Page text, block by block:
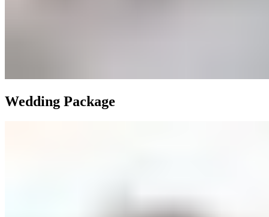
Wedding Package​​​​‌ ‍ ​‍​‍‌‍ ‌ ​‍‌‍‍‌‌‍‌ ‌‍‍‌‌‍ ‍​‍​‍​ ‍‍​‍​‍‌ ​ ‌‍​‌‌‍ ‍‌‍‍‌‌ ‌​‌ ‍‌​‍ ‍‌‍‍‌‌‍ ​‍​‍​‍ ​​‍​‍‌‍‍​‌ ​‍‌‍‌‌‌‍‌‍​‍​‍​ ‍‍​‍​‍‌‍‍​‌ ‌​‌ ‌​‌ ​​‌ ​ ​ ‍‍​‍ ​‍ ‌‍ ​​‍ ‌‌‍​‌‌‍ ‍‌‍‌​​‍ ‌‌ ​‍​‍ ‌‌‍‍​‌‍ ‌ ‌​‌‍‌‌‌‍ ​‌ ​ ​‍ ‌‌ ​ ‌ ‌​‌ ‌‌‌‍‌​‌‍‍‌‌‍ ​‍ ‍‌ ‌‍‌‍‌‌‌ ​‍‌‍​ ‌‍‌‌‌‍ ​​‍ ‍‌‍​‌‌ ​​‌ ​​​‍ ‌‍‍‌‌‍ ‍‌ ‌​‌‍‌‌‌‍ ‍‌ ‌​​‍ ‌‍‌‌‌‍‌​‌‍‍‌‌ ‌​​‍ ‌‍ ‌‌‍ ‌‍‌​‌‍‌‌​ ‌‌ ​​‌ ​‍‌‍‌‌‌ ​ ‌‍‌‌‌‍ ‍‌ ‌​‌‍​‌‌ ‌​‌‍‍‌‌‍ ‌‍ ‍​ ‍ ‌‍‍‌‌‍‌​​ ‌​ ​‍​ ‍‌​ ‌​‌‍‌​​ ‌‌​ ‌‌‌‍‌‍​ ‌​​‍ ‌‌‍​‍‌‍‌‌​ ‌‌‌‍‌‌​‍ ‌​ ‌​​ ​​‌‍​‌​ ​‌​‍ ‌‌‍​‌​ ‌ ​ ‍‌​ ‌ ​‍ ‌‌‍‌‍​ ‌ ​ ​ ‌‍​‍‌‍‌‍‌‍‌​‌‍​ ‌‍‌‌​ ‌ ‌‍​‍‌‍‌‌​ ​​​ ‍ ‌ ‌​‌ ‍‌‌ ​​‌‍‌‌​ ‌‌‍‍​‌‍ ‌ ‌​‌‍‌‌‌‍ ​‌‌​ ‌‍‍‌‌ ‌​‌‍‌‌‌‌​​‌‍​‌‌‍‌ ‌‍‌‌​ ‍ ‌ ​​‌‍​‌‌ ‌​‌‍‍​​ ‌‌ ​​‌‍​‌‌‍‌ ‌‍‌‌‌​​‍‌ ‌‌‌‍‍‌‌‍ ​‌‍‌​‌‍‌‌‌ ​‍​‍‌‌​ ‌‌‌​​‍‌‌ ‌‍‍ ‌‍‌‌‌ ‍‌​‍‌‌​ ​ ‌​‌​​‍‌‌​ ​ ‌​‌​​‍‌‌​ ​‍​ ​‍‌‍​‍​ ​ ‌‍‌‍​ ​‌​ ‌‍​ ‍‌‌‍‌‍​ ‍​‌‍‌‍‌‍‌‍‌‍‌‌​ ​‍​‍‌‌​ ​‍​ ​‍​‍‌‌​ ‌‌‌​‌​​‍ ‍‌‍‍​‌‍‌‌‌‍​‌‌‍‌​‌‍‍‌‌‍ ‍‌‍‌ ​ ‌‍​‍‌‍​‌‌ ​ ‌‍‌‌‌‌‌‌‌ ​‍‌‍ ​​ ‌‌‍‍​‌ ‌​‌ ‌​‌ ​​‌ ​ ​‍‌‌​ ​ ‌​​‌​‍‌‌​ ​‍‌​‌‍​‍‌‌​ ​‍‌​‌‍‌‍ ​​‍ ‌‌‍​‌‌‍ ‍‌‍‌​​‍ ‌‌ ​‍​‍ ‌‌‍‍​‌‍ ‌ ‌​‌‍‌‌‌‍ ​‌ ​ ​‍ ‌‌ ​ ‌ ‌​‌ ‌‌‌‍‌​‌‍‍‌‌‍ ​‍ ‍‌ ‌‍‌‍‌‌‌ ​‍‌‍​ ‌‍‌‌‌‍ ​​‍ ‍‌‍​‌‌ ​​‌ ​​​‍‌‍‌‍‍‌‌‍‌​​ ‌​ ​‍​ ‍‌​ ‌​‌‍‌​​ ‌‌​ ‌‌‌‍‌‍​ ‌​​‍ ‌‌‍​‍‌‍‌‌​ ‌‌‌‍‌‌​‍ ‌​ ‌​​ ​​‌‍​‌​ ​‌​‍ ‌‌‍​‌​ ‌ ​ ‍‌​ ‌ ​‍ ‌‌‍‌‍​ ‌ ​ ​ ‌‍​‍‌‍‌‍‌‍‌​‌‍​ ‌‍‌‌​ ‌ ‌‍​‍‌‍‌‌​ ​​​‍‌‍‌ ‌​‌ ‍‌‌ ​​‌‍‌‌​ ‌‌‍‍​‌‍ ‌ ‌​‌‍‌‌‌‍ ​‌‌​ ‌‍‍‌‌ ‌​‌‍‌‌‌‌​​‌‍​‌‌‍‌ ‌‍‌‌​‍‌‍‌ ​​‌‍​‌‌ ‌​‌‍‍​​ ‌‌ ​​‌‍​‌‌‍‌ ‌‍‌‌‌​​‍‌ ‌‌‌‍‍‌‌‍ ​‌‍‌​‌‍‌‌‌ ​‍​‍‌‌​ ‌‌‌​​‍‌‌ ‌‍‍ ‌‍‌‌‌ ‍‌​‍‌‌​ ​ ‌​‌​​‍‌‌​ ​ ‌​‌​​‍‌‌​ ​‍​ ​‍‌‍​‍​ ​ ‌‍‌‍​ ​‌​ ‌‍​ ‍‌‌‍‌‍​ ‍​‌‍‌‍‌‍‌‍‌‍‌‌​ ​‍​‍‌‌​ ​‍​ ​‍​‍‌‌​ ‌‌‌​‌​​‍ ‍‌‍‍​‌‍‌‌‌‍​‌‌‍‌​‌‍‍‌‌‍ ‍‌‍‌ ​‍‌‍‌ ​​‌‍‌‌‌ ​‍‌ ​ ‌ ​​‌‍‌‌‌‍​ ‌ ‌​‌‍‍‌‌ ‌‍‌‍‌‌​ ‌‌ ​​‌ ‌‌‌‍​‍‌‍ ​‌‍‍‌‌ ​ ‌‍‍​‌‍‌‌‌‍‌​​‍​‍‌ ‌